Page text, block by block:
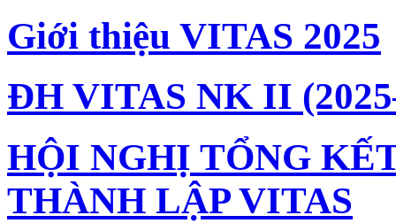
Giới thiệu VITAS 2025
ĐH VITAS NK II
HỘI NGHỊ TỔNG
THÀNH LẬP VITAS